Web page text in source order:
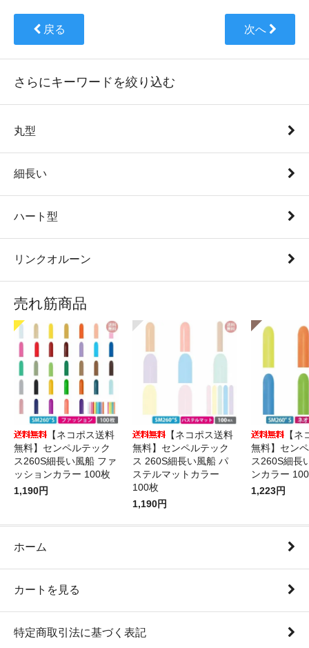
戻る 次へ
さらにキーワードを絞り込む
丸型
細長い
ハート型
リンクオルーン
売れ筋商品
【ネコポス送料
無料】センペルテック
ス260S細長い風船 ファ
ッションカラー 100枚
1,190円
【ネコポス送料
無料】センペルテック
ス 260S細長い風船 パ
ステルマットカラー
100枚
1,190円
【
無料】セン
ス260S細長
ンカラー
1,223円
ホーム
カートを見る
特定商取引法に基づく表記